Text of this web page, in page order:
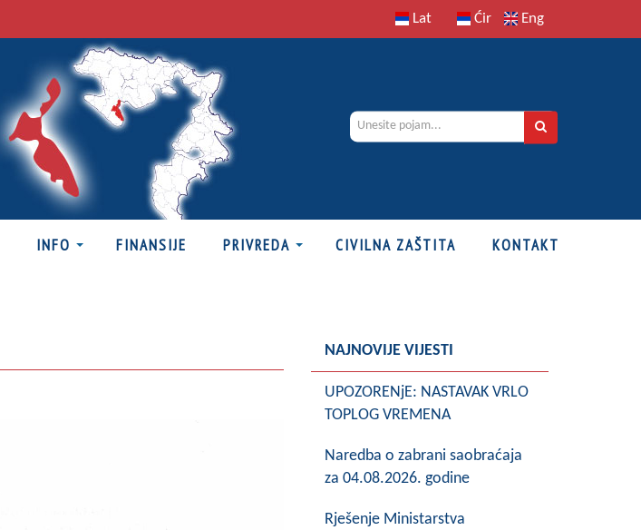
Lat Ćir Eng
INFO FINANSIJE PRIVREDA CIVILNA ZAŠTITA KONTAKT
NAJNOVIJE VIJESTI
UPOZORENjE: NASTAVAK VRLO
TOPLOG VREMENA
Naredba o zabrani saobraćaja
za 04.08.2026. godine
Rješenje Ministarstva